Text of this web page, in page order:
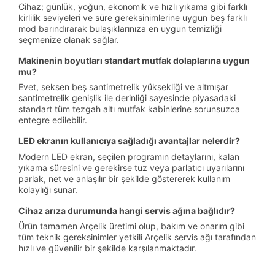
Cihaz; günlük, yoğun, ekonomik ve hızlı yıkama gibi farklı
kirlilik seviyeleri ve süre gereksinimlerine uygun beş farklı
mod barındırarak bulaşıklarınıza en uygun temizliği
seçmenize olanak sağlar.
Makinenin boyutları standart mutfak dolaplarına uygun
mu?
Evet, seksen beş santimetrelik yüksekliği ve altmışar
santimetrelik genişlik ile derinliği sayesinde piyasadaki
standart tüm tezgah altı mutfak kabinlerine sorunsuzca
entegre edilebilir.
LED ekranın kullanıcıya sağladığı avantajlar nelerdir?
Modern LED ekran, seçilen programın detaylarını, kalan
yıkama süresini ve gerekirse tuz veya parlatıcı uyarılarını
parlak, net ve anlaşılır bir şekilde göstererek kullanım
kolaylığı sunar.
Cihaz arıza durumunda hangi servis ağına bağlıdır?
Ürün tamamen Arçelik üretimi olup, bakım ve onarım gibi
tüm teknik gereksinimler yetkili Arçelik servis ağı tarafından
hızlı ve güvenilir bir şekilde karşılanmaktadır.